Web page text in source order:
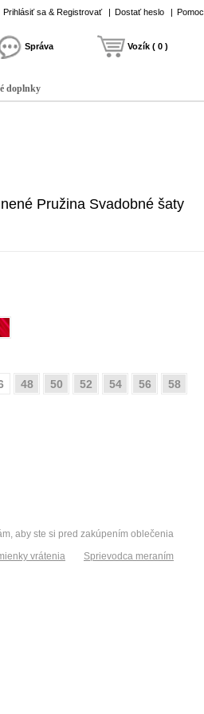
Prihlásiť sa & Registrovať | Dostať heslo | Pomoc
Správa Vozík ( 0 )
doplnky
Pružina Svadobné šaty
48 50 52 54 56
58
aby ste si pred zakúpením oblečenia
vrátenia Sprievodca meraním